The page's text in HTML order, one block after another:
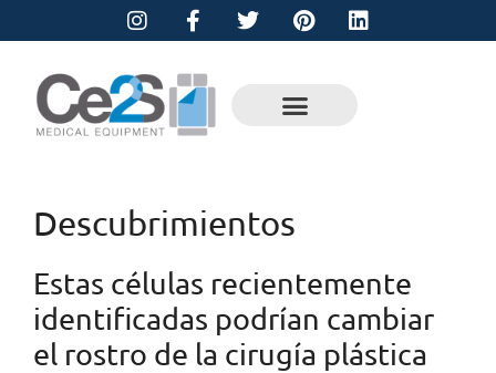
Descubrimientos
Estas células recientemente
identificadas podrían cambiar
el rostro de la cirugía plástica